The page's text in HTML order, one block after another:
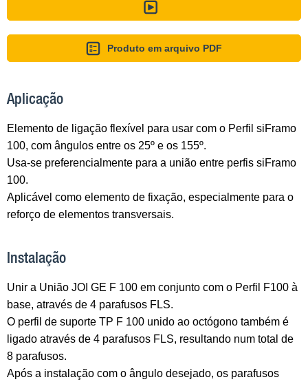
Produto em arquivo PDF
Aplicação
Elemento de ligação flexível para usar com o Perfil siFramo
100, com ângulos entre os 25º e os 155º.
Usa-se preferencialmente para a união entre perfis siFramo
100.
Aplicável como elemento de fixação, especialmente para o
reforço de elementos transversais.
Instalação
Unir a União JOI GE F 100 em conjunto com o Perfil F100 à
base, através de 4 parafusos FLS.
O perfil de suporte TP F 100 unido ao octógono também é
ligado através de 4 parafusos FLS, resultando num total de
8 parafusos.
Após a instalação com o ângulo desejado, os parafusos